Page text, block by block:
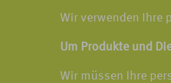
Wir verwenden Ihre
Um Produkte und
Wir müssen Ihre